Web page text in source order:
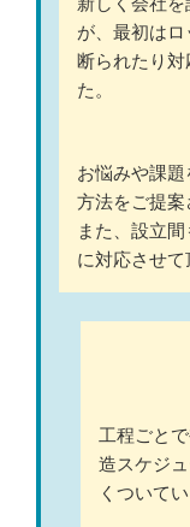
が、最初は
断られたり
た。
お悩みや課
方法をご提案
また、設立
に対応させて
工程ごと
造スケジ
くついて